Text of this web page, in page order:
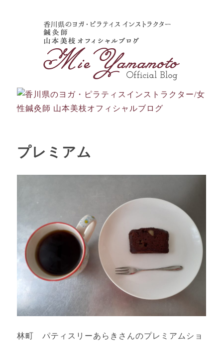
プレミアム
林町 パティスリーあらきさんのプレミアムショ